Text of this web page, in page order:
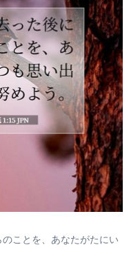
ことを、あなたがたにい